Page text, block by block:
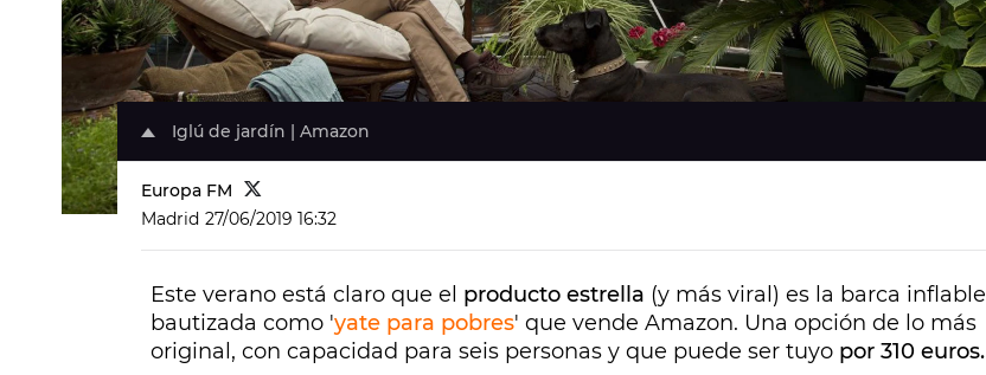
Iglú de jardín | Amazon
Europa FM
Madrid 27/06/2019 16:32
Este verano está claro que el producto estrella (y más viral) es la barca inflable
bautizada como 'yate para pobres' que vende Amazon. Una opción de lo más
original, con capacidad para seis personas y que puede ser tuyo por 310 euros.